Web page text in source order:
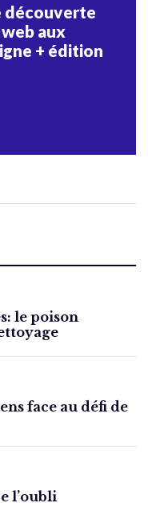
découverte
aux
+ édition
le poison
face au défi de
l’oubli